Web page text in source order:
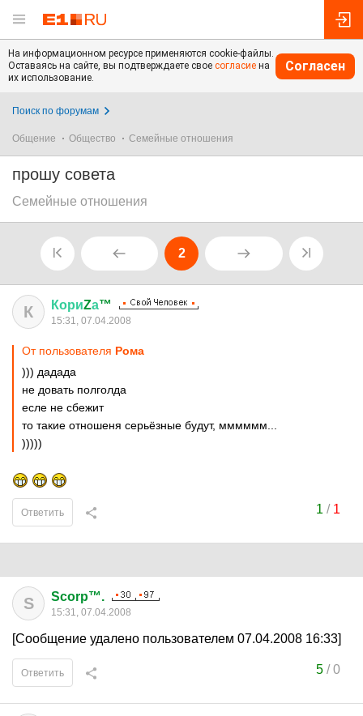
На информационном ресурсе применяются cookie-файлы.
Оставаясь на сайте, вы подтверждаете свое согласие на
их использование.
Согласен
Поиск по форумам
Общение Общество Семейные отношения
прошу совета
Семейные отношения
2
К КориZа™
15:31, 07.04.2008
От пользователя Рома
))) дадада
не довать полголда
есле не сбежит
то такие отношеня серьёзные будут, мммммм...
)))))
1 / 1
Ответить
S Scorp™.
15:31, 07.04.2008
[Сообщение удалено пользователем 07.04.2008 16:33]
5/0
Ответить